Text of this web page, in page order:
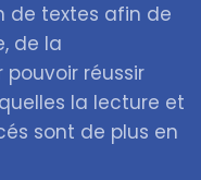
de textes afin de
de la
réussir
la lecture et
sont de plus en